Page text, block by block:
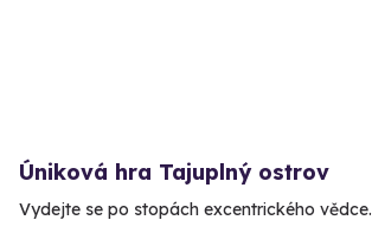
Úniková hra Tajuplný ostrov
Vydejte se po stopách excentrického vědce.